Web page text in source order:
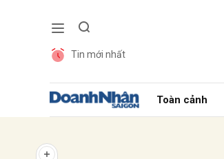
Tin mới nhất
Toàn cảnh